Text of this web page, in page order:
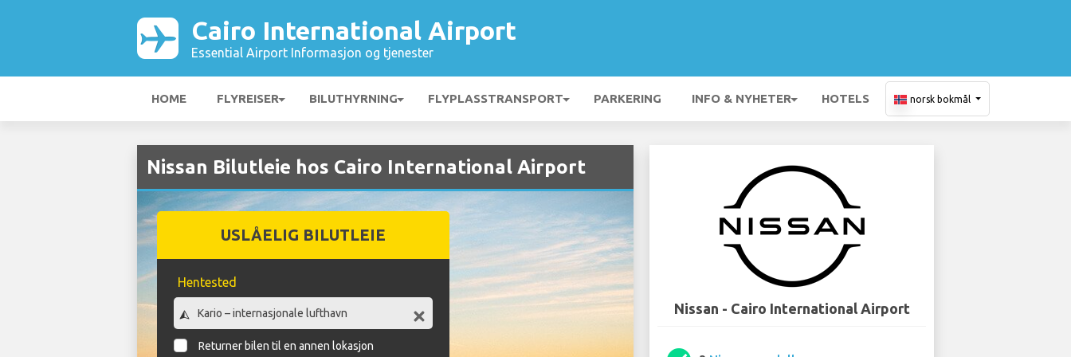
Cairo International Airport
Essential Airport Informasjon og tjenester
HOME FLYREISER BILUTHYRNING FLYPLASSTRANSPORT PARKERING INFO & NYHETER HOTELS norsk bokmål
Nissan Bilutleie hos Cairo International Airport
USLÅELIG BILUTLEIE
Hentested
Returner bilen til en annen lokasjon
Nissan - Cairo International Airport